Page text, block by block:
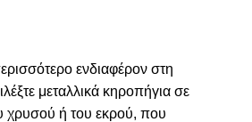
ενδιαφέρον στη
μεταλλικά κηροπήγια σε
χρυσού ή του εκρού, που